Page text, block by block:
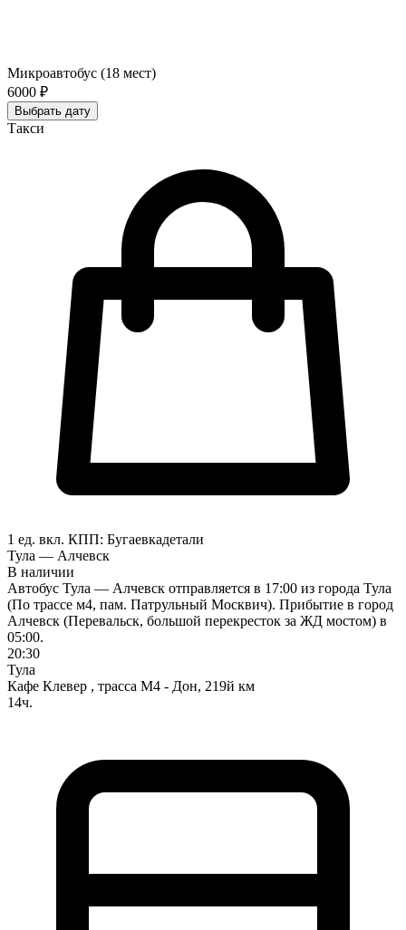
Микроавтобус (18 мест)
6000 ₽
Выбрать дату
Такси
1 ед. вкл. КПП: Бугаевкадетали
Тула — Алчевск
В наличии
Автобус Тула — Алчевск отправляется в 17:00 из города Тула
(По трассе м4, пам. Патрульный Москвич). Прибытие в город
Алчевск (Перевальск, большой перекресток за ЖД мостом) в
05:00.
20:30
Тула
Кафе Клевер , трасса М4 - Дон, 219й км
14ч.